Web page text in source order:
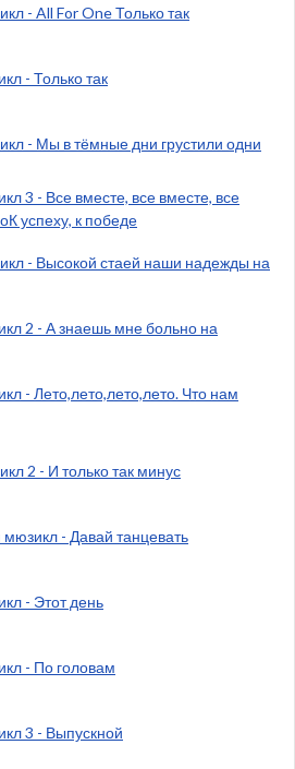
- All For One Только так
- Только так
- Мы в тёмные дни грустили одни
3 - Все вместе, все вместе, все
успеху, к победе
- Высокой стаей наши надежды на
2 - А знаешь мне больно на
- Лето,лето,лето,лето. Что нам
2 - И только так минус
- Давай танцевать
- Этот день
- По головам
3 - Выпускной